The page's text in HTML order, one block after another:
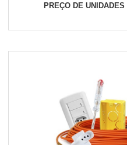
PREÇO DE